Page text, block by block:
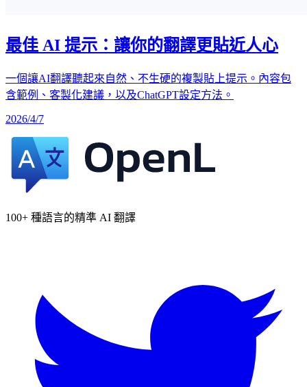
最佳 AI 提示：讓你的翻譯更貼近人心
一個讓AI翻譯聽起來自然、不生硬的複製貼上提示。內容包
含範例、客製化建議，以及ChatGPT設定方法。
2026/4/7
100+ 種語言的精準 AI 翻譯